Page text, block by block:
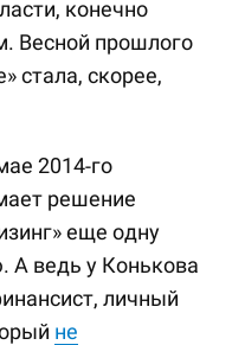
конечно
Весной прошлого
стала, скорее,
2014-го
решение
еще одну
А ведь у Конькова
личный
не